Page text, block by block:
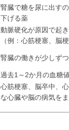
腎臓で糖を尿に出す
下げる薬
動脈硬化が原因で起
（例：心筋梗塞、脳梗
腎臓の働きが少しず
過去1～2か月の血糖
心筋梗塞、脳卒中、
な心臓や脳の病気を